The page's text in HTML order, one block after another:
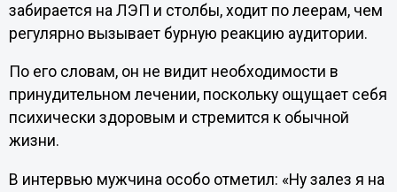
забирается на ЛЭП и столбы, ходит по леерам, чем
регулярно вызывает бурную реакцию аудитории.
По его словам, он не видит необходимости в
принудительном лечении, поскольку ощущает себя
психически здоровым и стремится к обычной
жизни.
В интервью мужчина особо отметил: «Ну залез я на